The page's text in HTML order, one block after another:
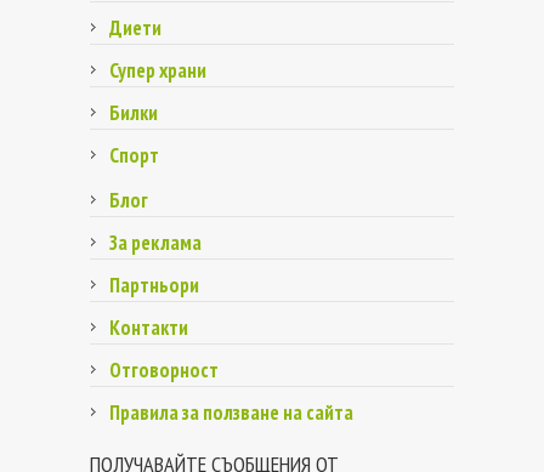
Диети
Супер храни
Билки
Спорт
Блог
За реклама
Партньори
Контакти
Отговорност
Правила за ползване на сайта
ПОЛУЧАВАЙТЕ СЪОБЩЕНИЯ ОТ